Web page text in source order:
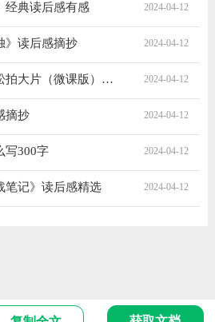
经典读后感有感 2024-04-12
》读后感摘抄 2024-04-12
摄影入门：教你轻松拍大片（微课版）经典读后感有感 2024-04-12
摘抄 2024-04-12
写300字 2024-04-12
笔记》读后感精选 2024-04-12